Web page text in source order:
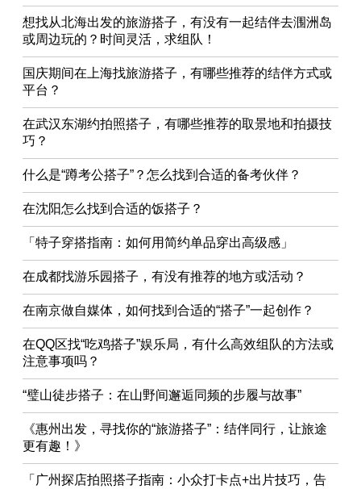
想找从北海出发的旅游搭子，有没有一起结伴去涠洲岛
或周边玩的？时间灵活，求组队！
国庆期间在上海找旅游搭子，有哪些推荐的结伴方式或
平台？
在武汉东湖约拍照搭子，有哪些推荐的取景地和拍摄技
巧？
什么是“蹲考公搭子”？怎么找到合适的备考伙伴？
在沈阳怎么找到合适的饭搭子？
「特子穿搭指南：如何用简约单品穿出高级感」
在成都找游乐园搭子，有没有推荐的地方或活动？
在南京做自媒体，如何找到合适的“搭子”一起创作？
在QQ区找“吃鸡搭子”娱乐局，有什么高效组队的方法或
注意事项吗？
“璧山徒步搭子：在山野间邂逅同频的步履与故事”
《惠州出发，寻找你的“旅游搭子”：结伴同行，让旅途
更有趣！》
「广州探店拍照搭子指南：小众打卡点+出片技巧，告